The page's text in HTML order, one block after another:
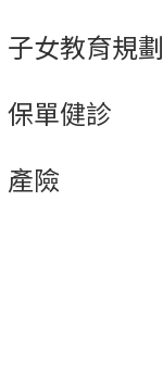
子女教育規劃
保單健診
產險